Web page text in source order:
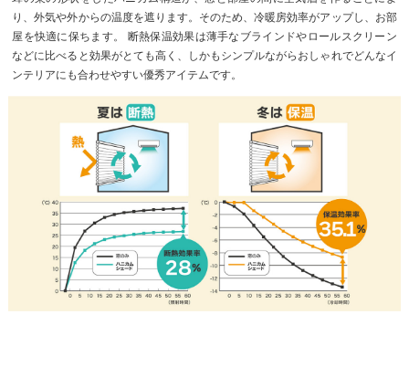
り、外気や外からの温度を遮ります。そのため、冷暖房効率がアップし、お部
屋を快適に保ちます。 断熱保温効果は薄手なブラインドやロールスクリーン
などに比べると効果がとても高く、しかもシンプルながらおしゃれでどんなイ
ンテリアにも合わせやすい優秀アイテムです。